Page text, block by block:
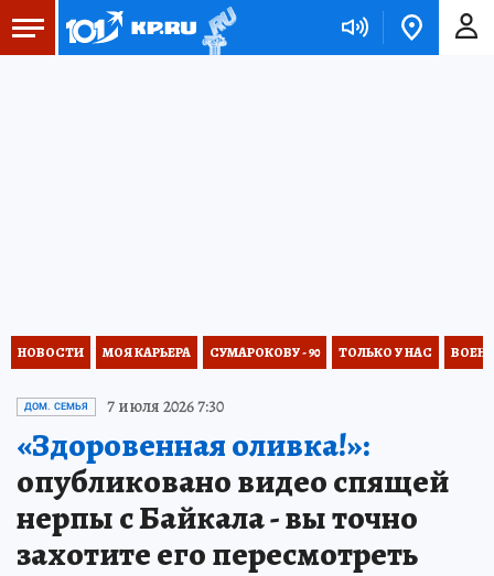
НОВОСТИ МОЯ КАРЬЕРА СУМАРОКОВУ - 90 ТОЛЬКО У НАС
ДОМ. СЕМЬЯ 7 июля 2026 7:30
«Здоровенная оливка!»:
опубликовано видео спящей
нерпы с Байкала - вы точно
захотите его пересмотреть